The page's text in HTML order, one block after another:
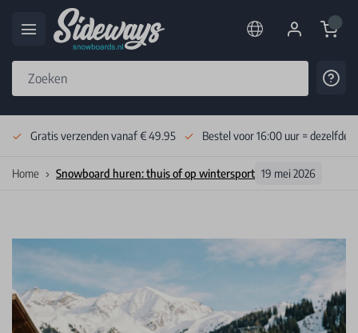
Cart
Gratis verzenden vanaf € 49.95 Bestel voor 16:00 uur = dezelfde
Home Snowboard huren: thuis of op wintersport 19 mei 2026